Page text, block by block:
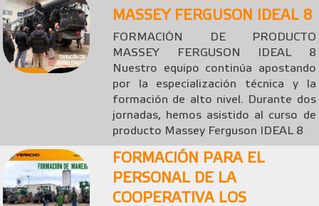
MASSEY FERGUSON IDEAL 8
FORMACIÓN DE PRODUCTO
MASSEY FERGUSON IDEAL 8
Nuestro equipo continúa apostando
por la especialización técnica y la
formación de alto nivel. Durante dos
jornadas, hemos asistido al curso de
producto Massey Ferguson IDEAL 8
FORMACIÓN PARA EL
PERSONAL DE LA
COOPERATIVA LOS